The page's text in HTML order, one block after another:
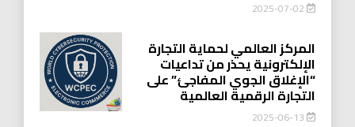
2025-07-02
المركز العالمي لحماية التجارة
الإلكترونية يحذر من تداعيات
“الإغلاق الجوي المفاجئ” على
التجارة الرقمية العالمية
2025-06-13